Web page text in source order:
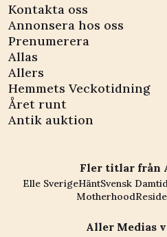
Kontakta oss
Annonsera hos oss
Prenumerera
Allas
Allers
Hemmets Veckotidning
Året runt
Antik auktion
Fler titlar från
Elle SverigeHäntSvensk
Motherhood
Aller Medias